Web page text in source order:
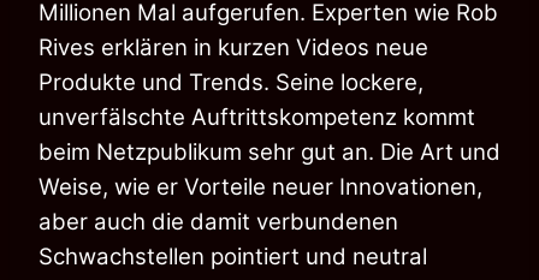
Millionen Mal aufgerufen. Experten wie Rob
Rives erklären in kurzen Videos neue
Produkte und Trends. Seine lockere,
unverfälschte Auftrittskompetenz kommt
beim Netzpublikum sehr gut an. Die Art und
Weise, wie er Vorteile neuer Innovationen,
aber auch die damit verbundenen
Schwachstellen pointiert und neutral